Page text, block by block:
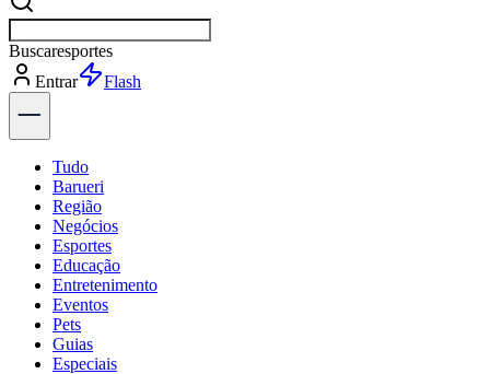
Buscarpolítica
Entrar
Explorar
Tudo
Barueri
Região
Negócios
Esportes
Educação
Entretenimento
Eventos
Pets
Guias
Especiais